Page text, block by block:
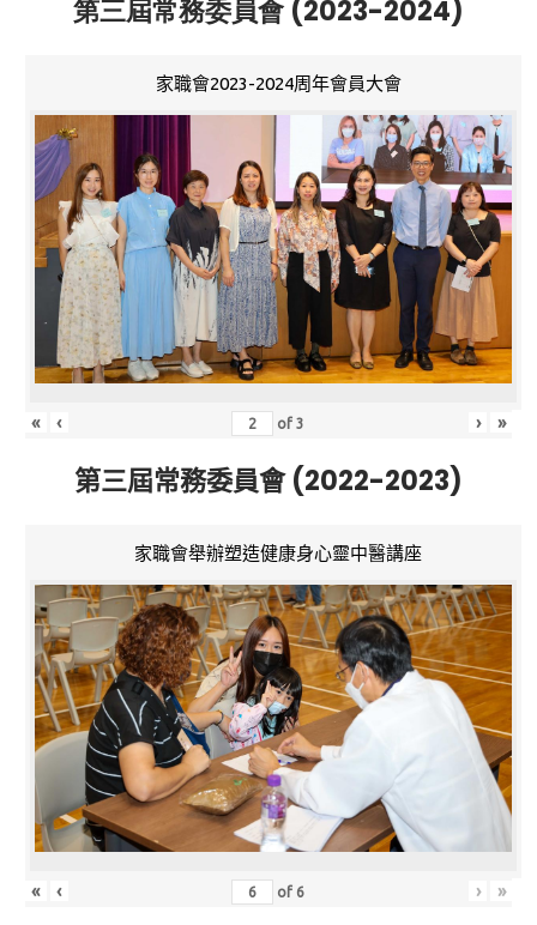
第三屆常務委員會 (2023-2024)
家職會2023-2024周年會員大會
« ‹ of3 › »
第三屆常務委員會 (2022-2023)
家職會舉辦塑造健康身心靈中醫講座
« ‹ of 6 › »